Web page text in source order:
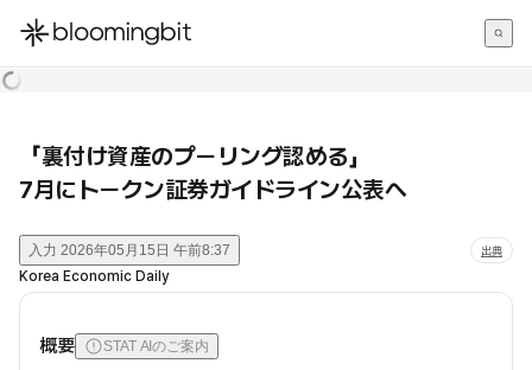
한국어
「裏付け資産のプーリング認める」
7月にトークン証券ガイドライン公表へ
入力 2026年05月15日 午前8:37 出典
Korea Economic Daily
概要 STAT AIのご案内